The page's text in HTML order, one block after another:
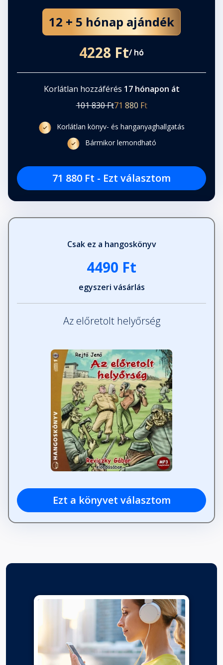
12 + 5 hónap ajándék
4228 Ft/ hó
Korlátlan hozzáférés 17 hónapon át
101 830 Ft71 880 Ft
Korlátlan könyv- és hanganyaghallgatás
Bármikor lemondható
71 880 Ft - Ezt választom
Csak ez a hangoskönyv
4490 Ft
egyszeri vásárlás
Az előretolt helyőrség
Ezt a könyvet választom